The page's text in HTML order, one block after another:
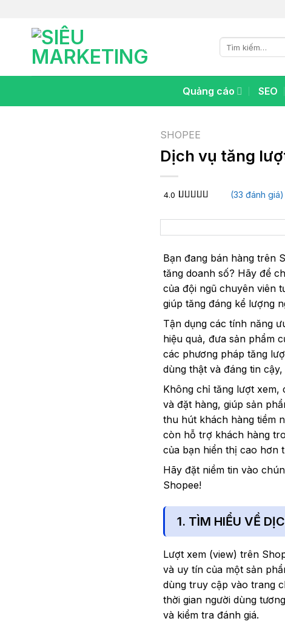
Tìm
kiếm:
Quảng cáo SEO
SHOPEE
Dịch vụ tăng
4.0
đánh giá
(33 đánh giá)
Bạn đang bán hàng trên
tăng doanh số? Hãy để
của đội ngũ chuyên viên
giúp tăng đáng kể lượng
Tận dụng các tính năng
hiệu quả, đưa sản phẩm
các phương pháp tăng
dùng thật và đáng tin
Không chỉ tăng lượt xem,
và đặt hàng, giúp sản
thu hút khách hàng tiềm
còn hỗ trợ khách hàng
của bạn hiển thị cao hơn
Hãy đặt niềm tin vào
Shopee!
1. TÌM HIỂU VỀ
Lượt xem (view) trên
và uy tín của một sản
dùng truy cập vào trang
thời gian người dùng
và kiểm tra đánh giá.